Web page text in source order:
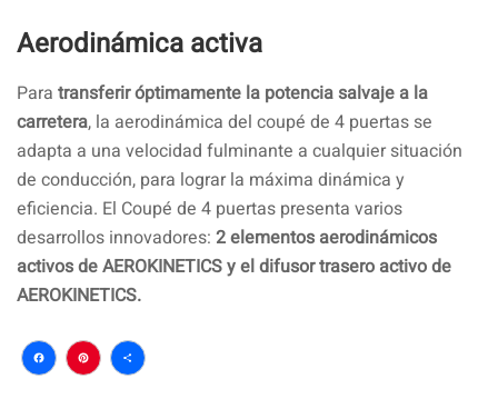
Aerodinámica activa
Para transferir óptimamente la potencia salvaje a la
carretera, la aerodinámica del coupé de 4 puertas se
adapta a una velocidad fulminante a cualquier situación
de conducción, para lograr la máxima dinámica y
eficiencia. El Coupé de 4 puertas presenta varios
desarrollos innovadores: 2 elementos aerodinámicos
activos de AEROKINETICS y el difusor trasero activo de
AEROKINETICS.
Facebook
Pinterest
Compartir